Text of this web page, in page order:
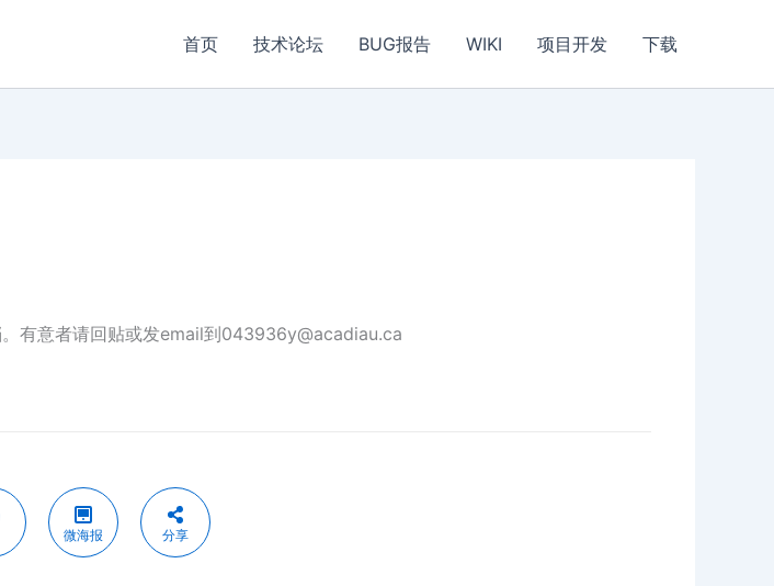
首页 技术论坛 BUG报告 WIKI 项目开发 下载
有意者请回贴或发email到043936y@acadiau.ca
微海报 分享